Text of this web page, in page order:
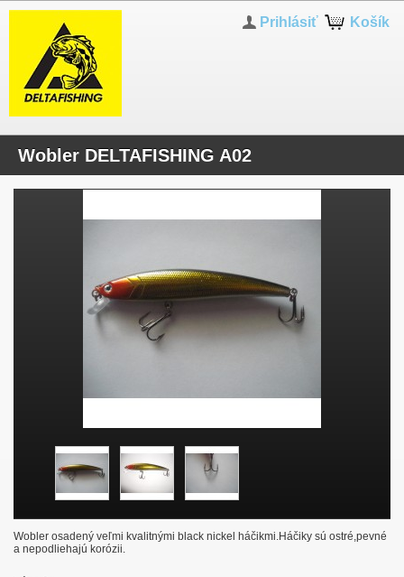
Košík
Prihlásiť
Wobler DELTAFISHING A02
Wobler osadený veľmi kvalitnými black nickel háčikmi.Háčiky sú ostré,pevné
a nepodliehajú korózii.